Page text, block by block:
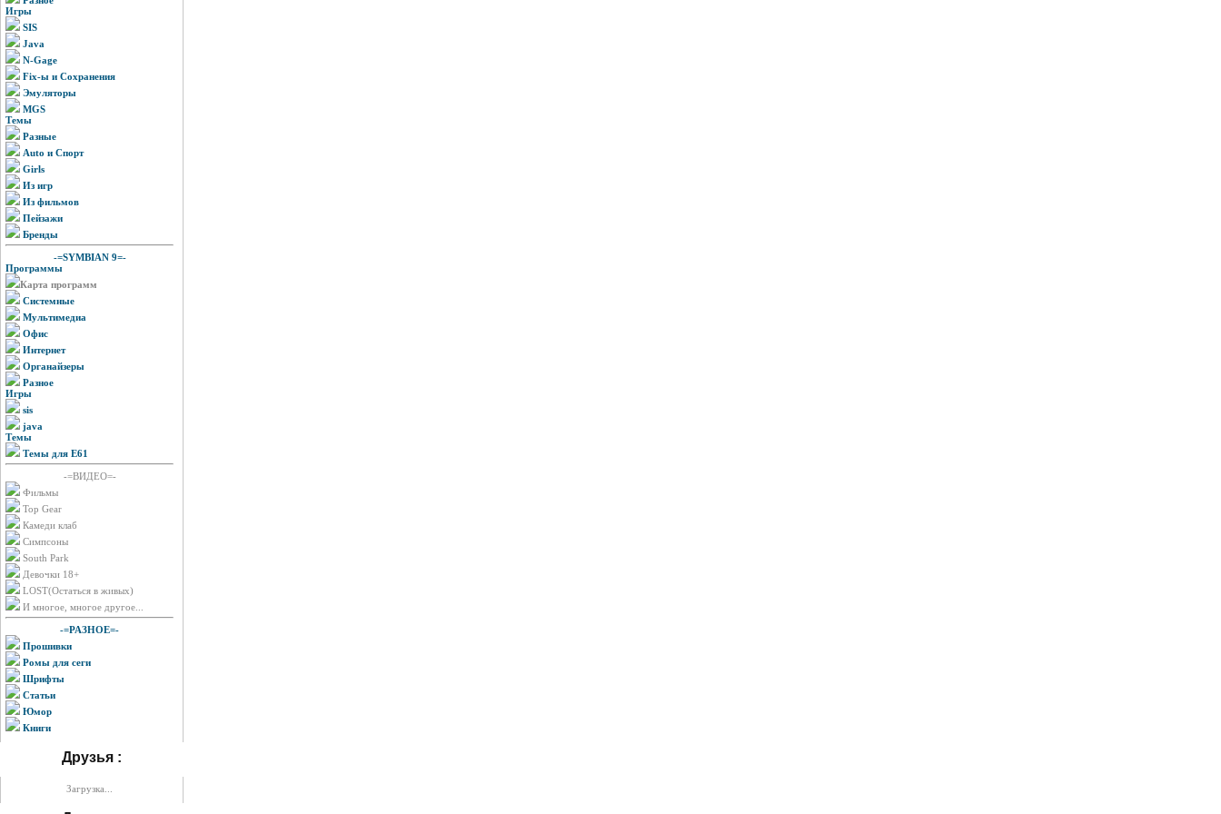
Игры
SIS
Java
N-Gage
Fix-ы и Сохранения
Эмуляторы
MGS
Темы
Разные
Auto и Спорт
Girls
Из игр
Из фильмов
Пейзажи
Бренды
-=SYMBIAN 9=-
Программы
Карта программ
Системные
Мультимедиа
Офис
Интернет
Органайзеры
Разное
Игры
sis
java
Темы
Темы для E61
-=ВИДЕО=-
Фильмы
Top Gear
Камеди клаб
Симпсоны
South Park
Девочки 18+
LOST(Остаться в живых)
И многое, многое другое...
-=РАЗНОЕ=-
Прошивки
Ромы для сеги
Шрифты
Статьи
Юмор
Книги
Друзья :
Загрузка...